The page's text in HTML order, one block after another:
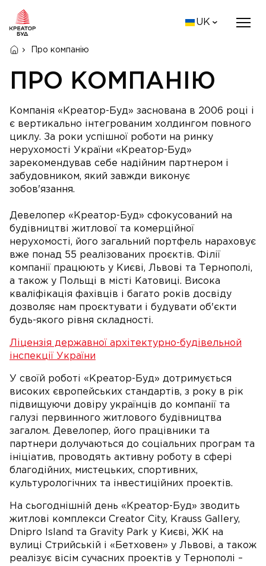
UK
Про компанію
ПРО КОМПАНІЮ
Компанія «Креатор-Буд» заснована в 2006 році і
є вертикально інтегрованим холдингом повного
циклу. За роки успішної роботи на ринку
нерухомості України «Креатор-Буд»
зарекомендував себе надійним партнером і
забудовником, який завжди виконує
зобов'язання.
Девелопер «Креатор-Буд» сфокусований на
будівництві житлової та комерційної
нерухомості, його загальний портфель нараховує
вже понад 55 реалізованих проєктів. Філії
компанії працюють у Києві, Львові та Тернополі,
а також у Польщі в місті Катовиці. Висока
кваліфікація фахівців і багато років досвіду
дозволяє нам проєктувати і будувати об'єкти
будь-якого рівня складності.
Ліцензія державної архітектурно-будівельной
інспекції України
У своїй роботі «Креатор-Буд» дотримується
високих європейських стандартів, з року в рік
підвищуючи довіру українців до компанії та
галузі первинного житлового будівництва
загалом. Девелопер, його працівники та
партнери долучаються до соціальних програм та
ініціатив, проводять активну роботу в сфері
благодійних, мистецьких, спортивних,
культурологічних та інвестиційних проектів.
На сьогоднішній день «Креатор-Буд» зводить
житлові комплекси Creator City, Krauss Gallery,
Dnipro Island та Gravity Park у Києві, ЖК на
вулиці Стрийській і «Бетховен» у Львові, а також
реалізує вісім сучасних проектів у Тернополі –